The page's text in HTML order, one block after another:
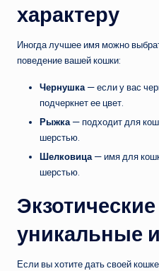
характеру
Иногда лучшее имя можно
поведение вашей кошки:
Чернушка— если у вас
подчеркнет ее цвет.
Рыжка— подходит для
шерстью.
Шелковица— имя для
шерстью.
уникальные
Если вы хотите дать своей